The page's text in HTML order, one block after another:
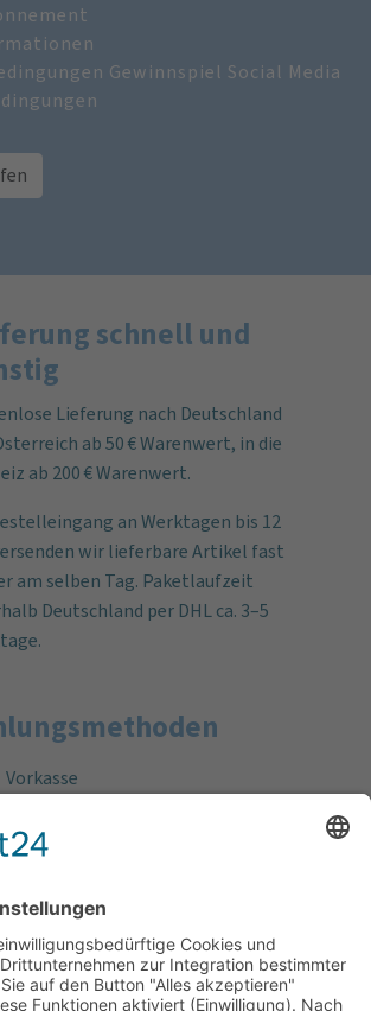
Gewinnspiel Social Media
schnell und
Lieferung nach Deutschland
ab 50 € Warenwert, in die
ab 200 € Warenwert.
an Werktagen bis 12
wir lieferbare Artikel fast
am selben Tag. Paketlaufzeit
Deutschland per DHL ca. 3–5
Vorkasse
Bankeinzug
Kreditkarte (VISA & MasterCard)
Beratung vor und nach dem